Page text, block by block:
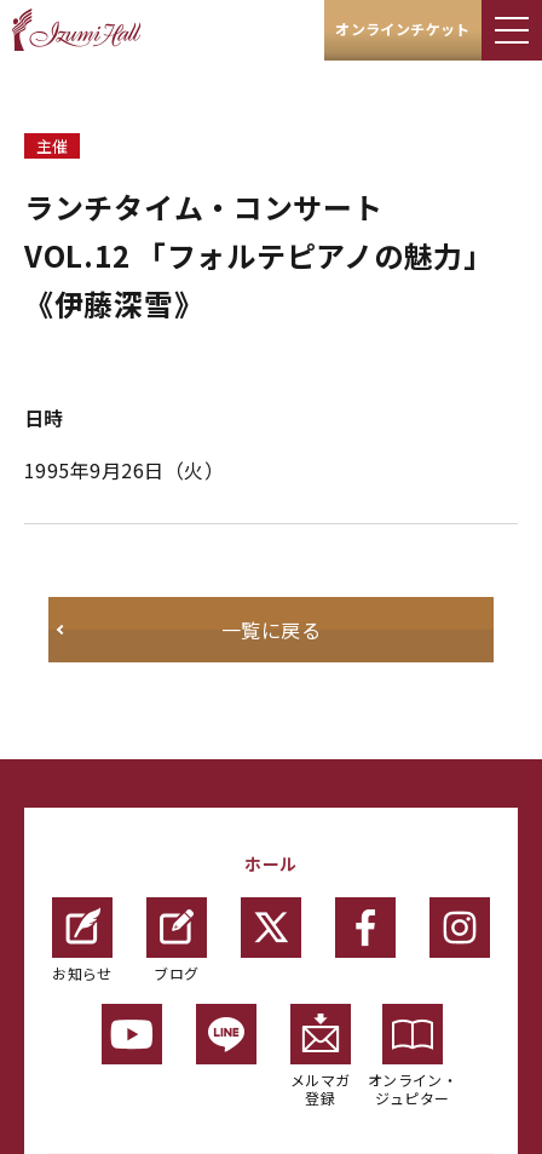
オンラインチケット
主催
ランチタイム・コンサート
VOL.12 「フォルテピアノの魅力」
《伊藤深雪》
日時
1995年9月26日（火）
一覧に戻る
ホール
お知らせ ブログ
メルマガ
登録
オンライン・
ジュピター